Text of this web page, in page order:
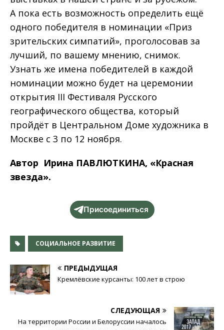
А пока есть возможность определить ещё
одного победителя в номинации «Приз
зрительских симпатий», проголосовав за
лучший, по вашему мнению, снимок.
Узнать же имена победителей в каждой
номинации можно будет на церемонии
открытия III Фестиваля Русского
географического общества, который
пройдёт в Центральном Доме художника в
Москве с 3 по 12 ноября.
Автор Ирина ПАВЛЮТКИНА, «Красная
звезда».
Присоединиться
СОЦИАЛЬНОЕ РАЗВИТИЕ
ПРЕДЫДУЩАЯ
Кремлёвские курсанты: 100 лет в строю
СЛЕДУЮЩАЯ
На территории России и Белоруссии началось